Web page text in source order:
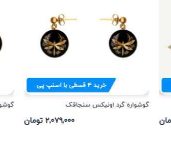
خرید۴قسطی با اسنپ پی
گوشواره گرد اونیکس سنجاقک
۲,۰۷۹,۰۰۰ تومان